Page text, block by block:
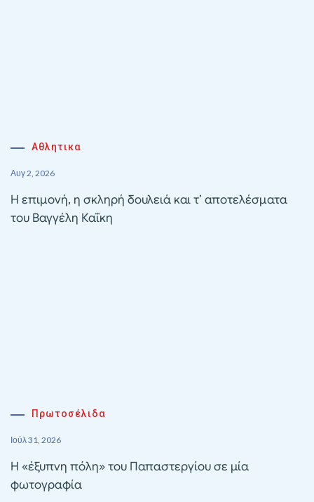
Αθλητικα
Αυγ 2, 2026
Η επιμονή, η σκληρή δουλειά και τ’ αποτελέσματα
του Βαγγέλη Καΐκη
Πρωτοσέλιδα
Ιούλ 31, 2026
Η «έξυπνη πόλη» του Παπαστεργίου σε μία
φωτογραφία